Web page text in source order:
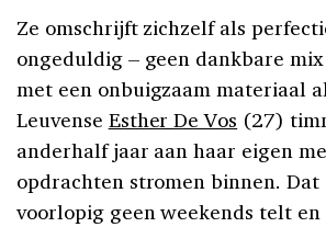
Ze omschrijft zichzelf als
ongeduldig – geen dankbare
met een onbuigzaam materiaal
Leuvense Esther De Vos (27)
anderhalf jaar aan haar eigen
opdrachten stromen binnen. Dat
voorlopig geen weekends telt en